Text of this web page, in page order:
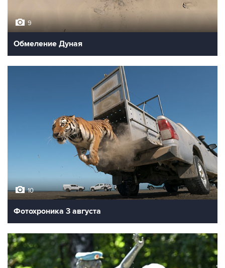
9
Обмеление Дуная
10
Фотохроника 3 августа